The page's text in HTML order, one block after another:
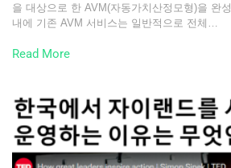
을 대상으로 한 AVM(자동가치산정모형)을 완
내에 기존 AVM 서비스는 일반적으로 전체…
Read More